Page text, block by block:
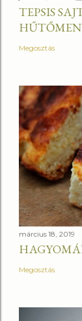
TEPSIS
Megosztás
március 18, 2019
Megosztás